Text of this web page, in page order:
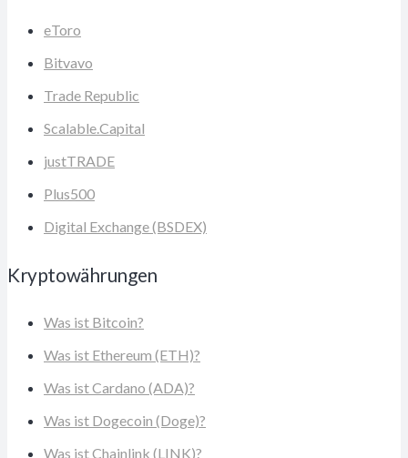
eToro
Bitvavo
Trade Republic
Scalable.Capital
justTRADE
Plus500
Digital Exchange (BSDEX)
Kryptowährungen
Was ist Bitcoin?
Was ist Ethereum (ETH)?
Was ist Cardano (ADA)?
Was ist Dogecoin (Doge)?
Was ist Chainlink (LINK)?